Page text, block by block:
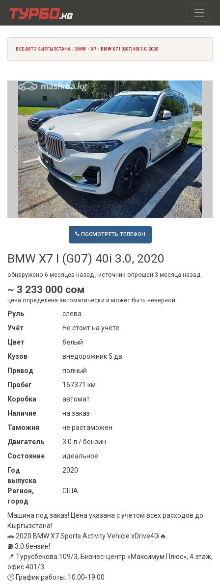
ВСЕ АВТО КЫРГЫЗСТАНА BMW X7 BMW X7 I (G07) 40I 3.0, 2020
ПОСМОТРЕТЬ ТЕЛЕФОН
BMW X7 I (G07) 40i 3.0, 2020
обнаружено 6 месяцев назад , источник опрошен 3 месяца назад
~ 3 233 000 сом
цена определена автоматически и может быть неверной
Руль
слева
Учёт
Не стоит на учёте
Цвет
белый
Кузов
внедорожник 5 дв.
Привод
полный
Пробег
167371 км
Коробка
автомат
Наличие
на заказ
Таможня
не растаможен
Двигатель
3.0 л / бензин
Состояние
идеальное
Год
выпуска
2020
Регион,
город
США
Машина под заказ! Цена указана с учетом всех расходов до
Кыргызстана!
🚗 2020 BMW X7 Sports Activity Vehicle xDrive40i🔥
⛽️ 3.0 бензин!
📍 Турусбекова 109/3, Бизнес-центр «Максимум Плюс», 4 этаж,
офис 401/3
🕐 График работы: 10:00-19:00